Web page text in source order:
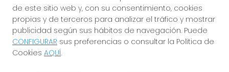
EL DRAC VERMELL DE LA SORT
¿Quiénes somos?
Comprar lotería
de este sitio web y, con su consentimiento, cookies
propias y de terceros para analizar el tráfico y mostrar
publicidad según sus hábitos de navegación. Puede
CONFIGURAR sus preferencias o consultar la Política de
Cookies AQUÍ.